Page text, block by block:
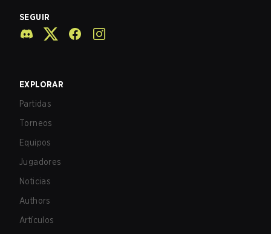
SEGUIR
EXPLORAR
Partidas
Torneos
Equipos
Jugadores
Noticias
Authors
Artículos